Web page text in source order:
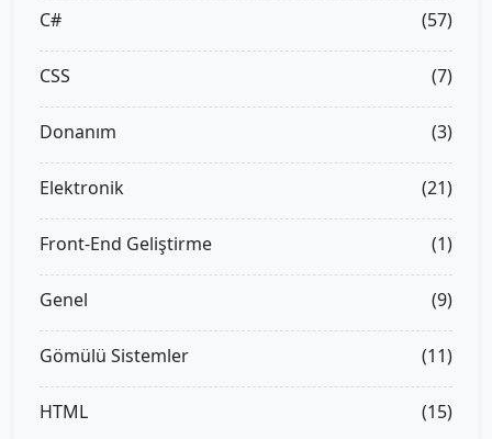
C# (57)
CSS (7)
Donanım (3)
Elektronik (21)
Front-End Geliştirme (1)
Genel (9)
Gömülü Sistemler (11)
HTML (15)